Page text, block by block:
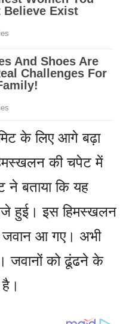
के लिए आगे बढ़ा
की चपेट में
ने बताया कि यह
हुई। इस हिमस्खलन
आ गए। अभी
जवानों को ढूंढने के